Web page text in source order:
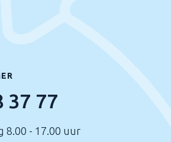
37 77
8.00 - 17.00 uur